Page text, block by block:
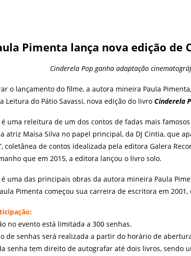
Pimenta lança nova edição de
Cinderela Pop ganha adaptação
o lançamento do filme, a autora mineira Paula
Leitura do Pátio Savassi, nova edição do livro Cinderela
uma releitura de um dos contos de fadas mais
atriz Maisa Silva no papel principal, da DJ Cintia, que
coletânea de contos idealizada pela editora Galera
que em 2015, a editora lançou o livro solo.
é uma das principais obras da autora mineira Paula
Pimenta começou sua carreira de escritora em
no evento está limitada a 300 senhas.
de senhas será realizada a partir do horário de
senha tem direito de autografar até dois livros, sendo